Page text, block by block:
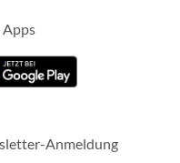
Anmeldung